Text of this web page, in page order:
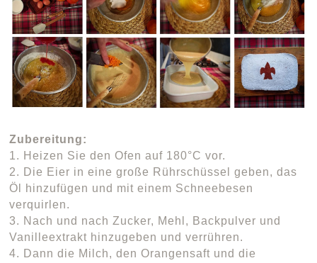
Zubereitung:
1. Heizen Sie den Ofen auf 180°C vor.
2. Die Eier in eine große Rührschüssel geben, das
Öl hinzufügen und mit einem Schneebesen
verquirlen.
3. Nach und nach Zucker, Mehl, Backpulver und
Vanilleextrakt hinzugeben und verrühren.
4. Dann die Milch, den Orangensaft und die